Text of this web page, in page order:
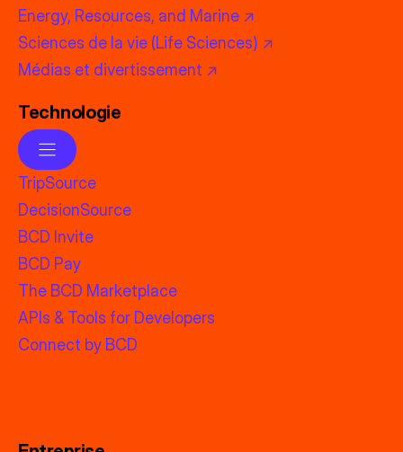
Energy, Resources, and Marine ↗
Sciences de la vie (Life Sciences) ↗
Médias et divertissement ↗
Technologie
TripSource
DecisionSource
BCD Invite
BCD Pay
The BCD Marketplace
APIs & Tools for Developers
Connect by BCD